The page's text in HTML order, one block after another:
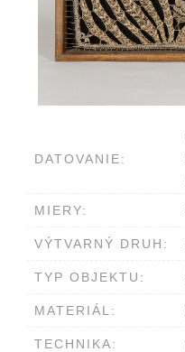
DATOVANIE:
MIERY:
VÝTVARNÝ DRUH:
TYP OBJEKTU:
MATERIÁL:
TECHNIKA: